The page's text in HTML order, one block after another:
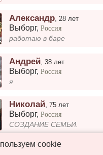
Александр,28 лет
Выборг,Россия
работаю в баре
Андрей ,38 лет
Выборг,Россия
я
Николай ,75 лет
Выборг,Россия
СОЗДАНИЕ СЕМЬИ.
Юрий,49 лет
сookie